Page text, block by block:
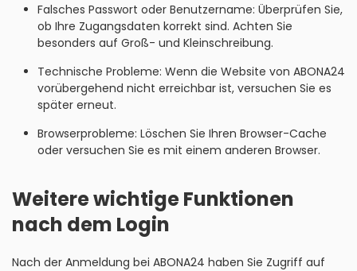
Falsches Passwort oder Benutzername: Überprüfen Sie,
ob Ihre Zugangsdaten korrekt sind. Achten Sie
besonders auf Groß- und Kleinschreibung.
Technische Probleme: Wenn die Website von ABONA24
vorübergehend nicht erreichbar ist, versuchen Sie es
später erneut.
Browserprobleme: Löschen Sie Ihren Browser-Cache
oder versuchen Sie es mit einem anderen Browser.
Weitere wichtige Funktionen
nach dem Login
Nach der Anmeldung bei ABONA24 haben Sie Zugriff auf